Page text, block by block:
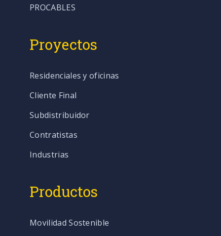
PROCABLES
Proyectos
Residenciales y oficinas
Cliente Final
Subdistribuidor
Contratistas
Industrias
Productos
Movilidad Sostenible